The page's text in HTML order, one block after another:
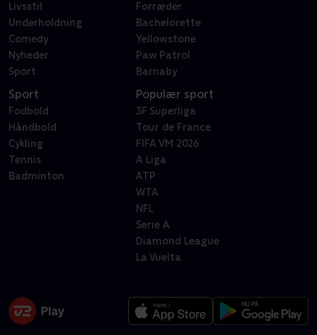
Livsstil
Underholdning
Comedy
Nyheder
Sport
Forræder
Bachelorette
Yellowstone
Paw Patrol
Barnaby
Sport
Fodbold
Håndbold
Cykling
Tennis
Badminton
Populær sport
3F Superliga
Tour de France
FIFA VM 2026
A Liga
ATP
WTA
NFL
Serie A
Diamond League
La Vuelta